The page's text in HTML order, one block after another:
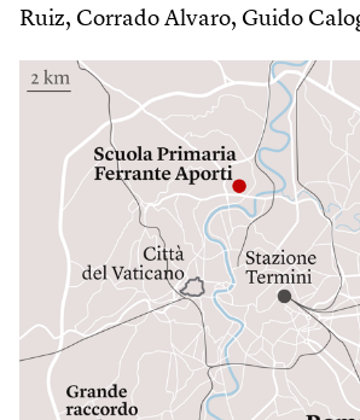
Ruiz, Corrado Alvaro, Guido